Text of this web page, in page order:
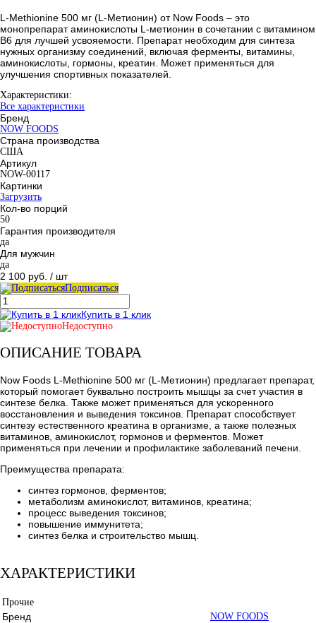
L-Methionine 500 мг (L-Метионин) от Now Foods – это
монопрепарат аминокислоты L-метионин в сочетании с витамином
В6 для лучшей усвояемости. Препарат необходим для синтеза
нужных организму соединений, включая ферменты, витамины,
аминокислоты, гормоны, креатин. Может применяться для
улучшения спортивных показателей.
Характеристики:
Все характеристики
Бренд
NOW FOODS
Страна производства
США
Артикул
NOW-00117
Картинки
Загрузить
Кол-во порций
50
Гарантия производителя
да
Для мужчин
да
2 100 руб. / шт
Подписаться
Купить в 1 клик
Недоступно
ОПИСАНИЕ ТОВАРА
Now Foods L-Methionine 500 мг (L-Метионин) предлагает препарат,
который помогает буквально построить мышцы за счет участия в
синтезе белка. Также может применяться для ускоренного
восстановления и выведения токсинов. Препарат способствует
синтезу естественного креатина в организме, а также полезных
витаминов, аминокислот, гормонов и ферментов. Может
применяться при лечении и профилактике заболеваний печени.
Преимущества препарата:
синтез гормонов, ферментов;
метаболизм аминокислот, витаминов, креатина;
процесс выведения токсинов;
повышение иммунитета;
синтез белка и строительство мышц.
ХАРАКТЕРИСТИКИ
Прочие
Бренд NOW FOODS